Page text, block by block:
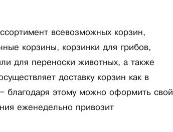
всевозможных корзин,
корзины, корзинки для грибов,
для переноски животных, а также
доставку корзин как в
благодаря этому можно оформить свой
еженедельно привозит